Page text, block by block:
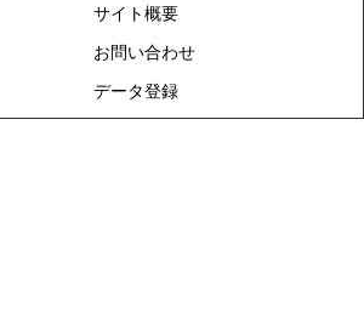
サイト概要
お問い合わせ
データ登録